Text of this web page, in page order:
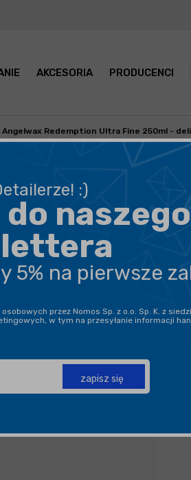
AKCESORIA PRODUCENCI
Angelwax Redemption Ultra Fine 250ml -
Fine Finishing Polish
hologramów i drobnych
OD 199,90 ZŁ
:)
naszego
5% na pierwsze
przez Nomos Sp. z o.o. Sp. K. z
w tym na przesyłanie informacji
zapisz się